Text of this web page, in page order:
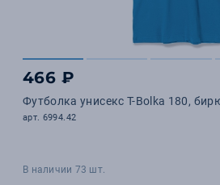
466 ₽
Футболка унисекс T-Bolka 180,
арт. 6994.42
В наличии 73 шт.